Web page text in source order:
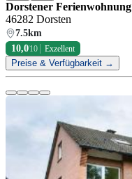
Dorstener Ferienwohnung
46282 Dorsten
7.5km
10,0/10 Exzellent
Preise & Verfügbarkeit →